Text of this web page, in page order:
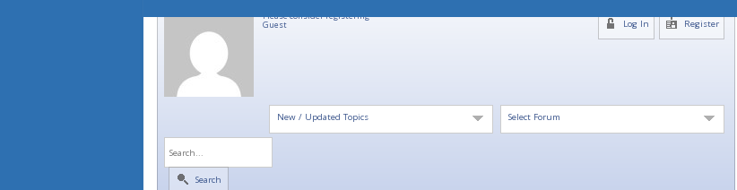
Please consider registering
Guest Register
Log In
Select Forum
New / Updated Topics
Search